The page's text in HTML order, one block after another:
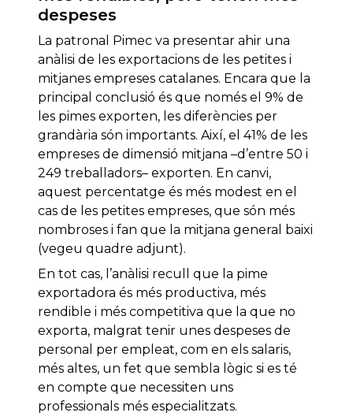
despeses
La patronal Pimec va presentar ahir una
anàlisi de les exportacions de les petites i
mitjanes empreses catalanes. Encara que la
principal conclusió és que només el 9% de
les pimes exporten, les diferències per
grandària són importants. Així, el 41% de les
empreses de dimensió mitjana –d’entre 50 i
249 treballadors– exporten. En canvi,
aquest percentatge és més modest en el
cas de les petites empreses, que són més
nombroses i fan que la mitjana general baixi
(vegeu quadre adjunt).
En tot cas, l’anàlisi recull que la pime
exportadora és més productiva, més
rendible i més competitiva que la que no
exporta, malgrat tenir unes despeses de
personal per empleat, com en els salaris,
més altes, un fet que sembla lògic si es té
en compte que necessiten uns
professionals més especialitzats.